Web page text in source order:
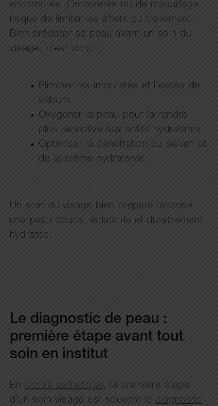
encombrée d’impuretés ou de maquillage
risque de limiter les effets du traitement.
Bien préparer sa peau avant un soin du
visage, c’est donc :
Éliminer les impuretés et l’excès de
sébum.
Oxygéner la peau pour la rendre
plus réceptive aux actifs hydratants.
Optimiser la pénétration du sérum et
de la crème hydratante.
Un soin du visage bien préparé favorise
une peau douce, éclatante et durablement
hydratée.
Le diagnostic de peau :
première étape avant tout
soin en institut
En centre esthétique, la première étape
d’un soin visage est souvent lediagnostic